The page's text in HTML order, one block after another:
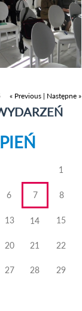
« Previous | Następne »
1
6 7 8
13 14 15
20 21 22
27 28 29